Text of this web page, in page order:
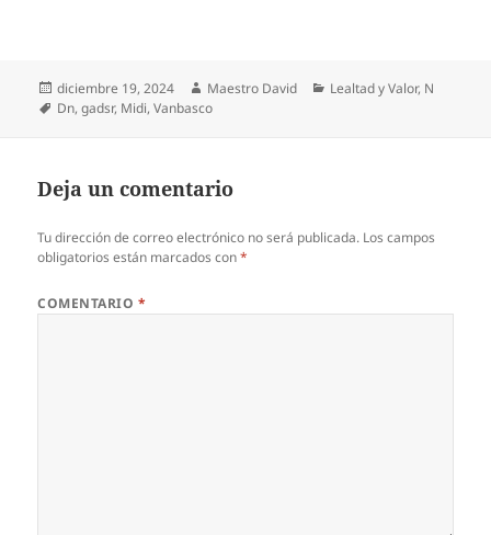
Publicado
el
diciembre 19, 2024 Autor
Maestro David Categorías
Lealtad y Valor, N
Etiquetas
Dn,gadsr, Midi,Vanbasco
Deja un comentario
Tu dirección de correo electrónico no será publicada. Los campos
obligatorios están marcados con*
COMENTARIO *